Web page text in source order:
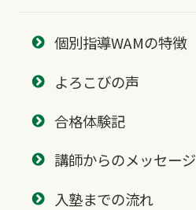
個別指導WAMの特徴
よろこびの声
合格体験記
講師からのメッセージ
入塾までの流れ